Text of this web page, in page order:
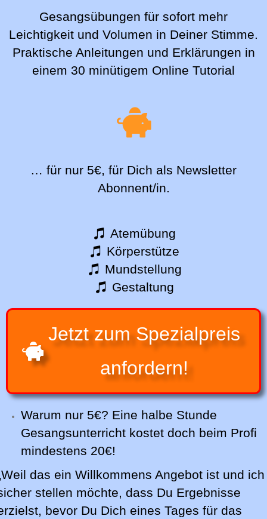
Gesangsübungen für sofort mehr
Leichtigkeit und Volumen in Deiner Stimme.
Praktische Anleitungen und Erklärungen in
einem 30 minütigem Online Tutorial
… für nur 5€, für Dich als Newsletter
Abonnent/in.
Atemübung
Körperstütze
Mundstellung
Gestaltung
Jetzt zum Spezialpreis
anfordern!
Warum nur 5€? Eine halbe Stunde
Gesangsunterricht kostet doch beim Profi
mindestens 20€!
das ein Willkommens Angebot ist und ich
stellen möchte, dass Du Ergebnisse
bevor Du Dich eines Tages für das